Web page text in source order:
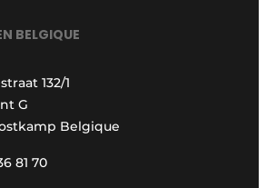
BELGIQUE
132/1
G
Belgique
81 70